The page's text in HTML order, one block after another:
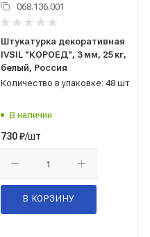
068.136.001
Штукатурка декоративная
IVSIL "КОРОЕД", 3 мм, 25 кг,
белый, Россия
Количество в упаковке: 48 шт
В наличии
730₽/шт
В КОРЗИНУ